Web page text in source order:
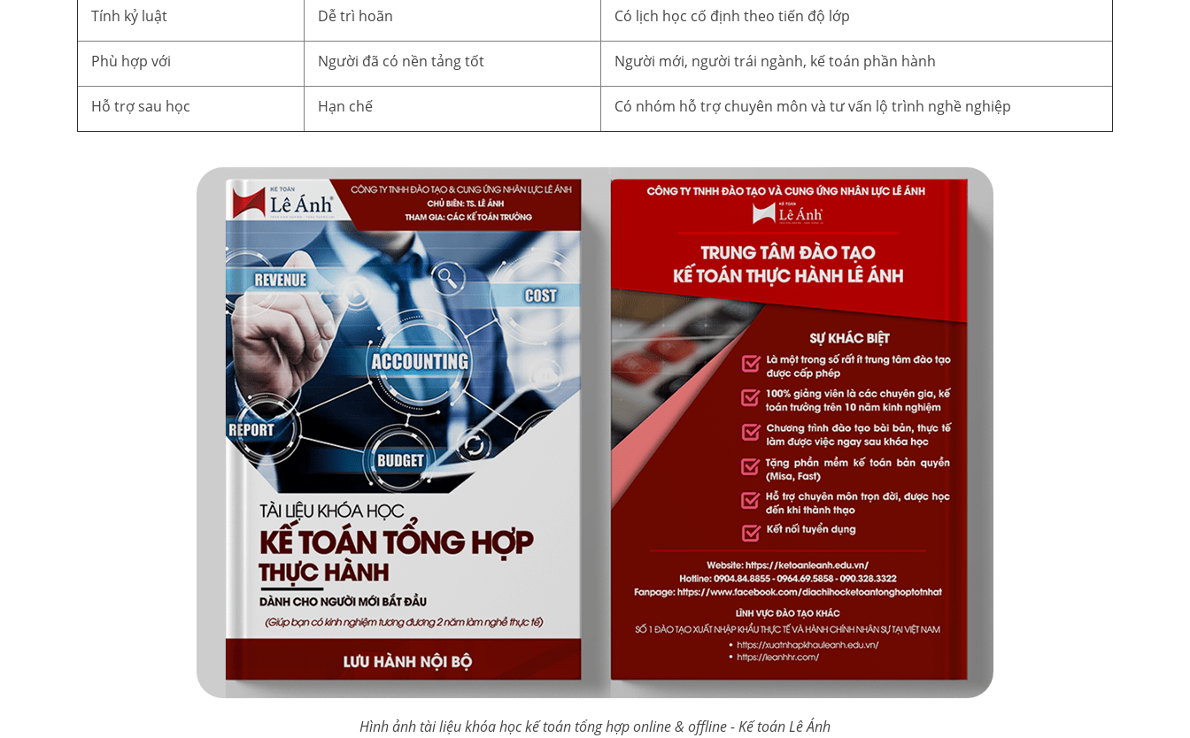
Tính kỷ luật Dễ trì hoãn Có lịch học cố định theo tiến độ lớp
Phù hợp với Người đã có nền tảng tốt Người mới, người trái ngành, kế toán phần hành
Hỗ trợ sau học Hạn chế Có nhóm hỗ trợ chuyên môn và tư vấn lộ trình nghề nghiệp
Hình ảnh tài liệu khóa học kế toán tổng hợp online & offline - Kế toán Lê Ánh